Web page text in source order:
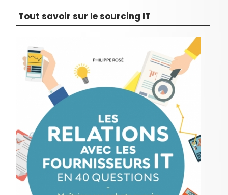
Tout savoir sur le sourcing IT